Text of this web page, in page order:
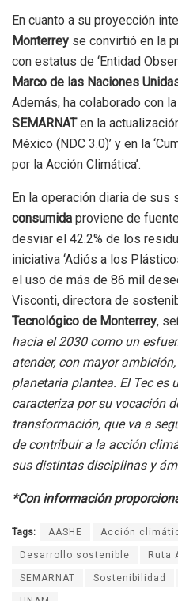
En cuanto a su proyección
Monterrey se convirtió en la
con estatus de ‘Entidad
Marco de las Naciones
Además, ha colaborado con la
SEMARNATen la
México (NDC 3.0)’ y en la
por la Acción Climática’.
En la operación diaria de sus
consumida proviene de
desviar el 42.2% de los
iniciativa ‘Adiós a los
el uso de más de 86 mil
Visconti, directora de
Tecnológico de Monterrey,
hacia el 2030 como un
atender, con mayor
planetaria plantea. El Tec es
caracteriza por su vocación
transformación, que va a
de contribuir a la acción
sus distintas disciplinas y
*Con información
Tags: AASHE Acción
Desarrollo sostenible Ruta
SEMARNAT Sostenibilidad